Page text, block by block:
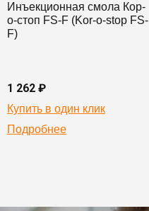
Инъекционная смола Кор-
о-стоп FS-F (Kor-o-stop FS-
F)
1 262 ₽
Купить в один клик
Подробнее